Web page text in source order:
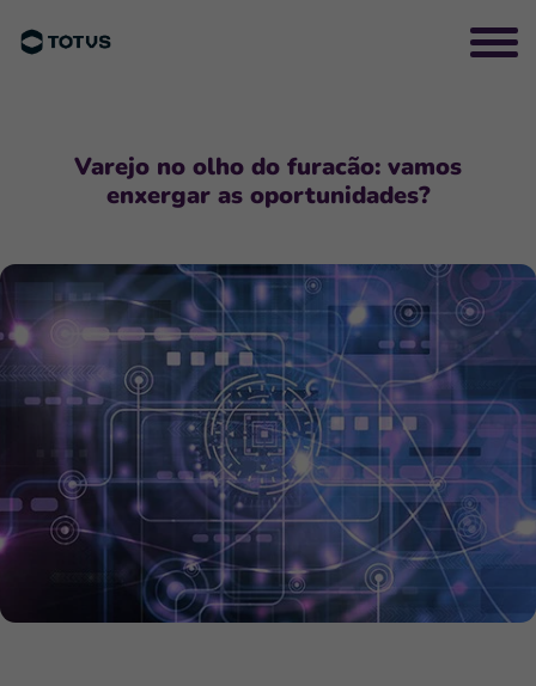
Varejo no olho do furacão: vamos
enxergar as oportunidades?